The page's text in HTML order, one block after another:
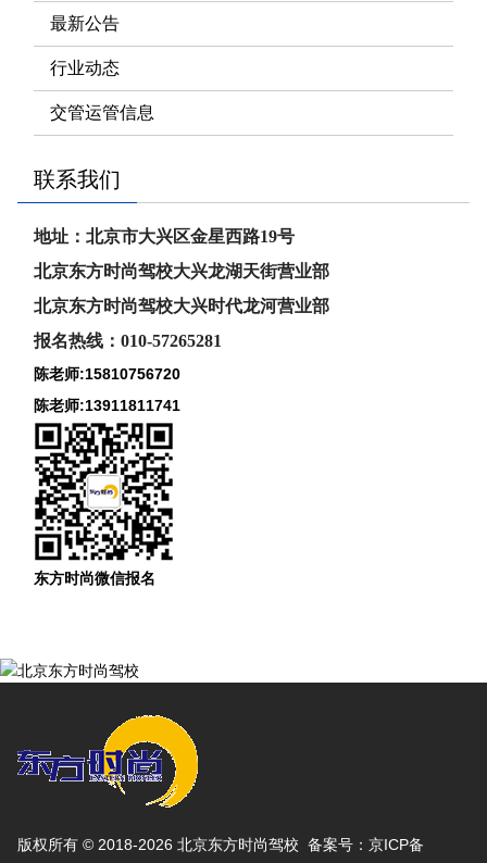
最新公告
行业动态
交管运管信息
联系我们
地址：北京市大兴区金星西路19号
北京东方时尚驾校大兴龙湖天街营业部
北京东方时尚驾校大兴时代龙河营业部
报名热线：010-57265281
陈老师:15810756720
陈老师:13911811741
东方时尚微信报名
版权所有 © 2018-2026 北京东方时尚驾校 备案号： 京ICP备